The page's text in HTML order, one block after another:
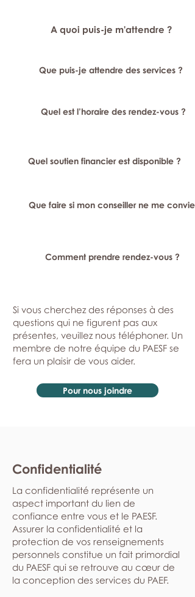
A quoi puis-je m'attendre ?
Que puis-je attendre des services ?
Quel est l’horaire des rendez-vous ?
Quel soutien financier est disponible ?
Que faire si mon conseiller ne me
Comment prendre rendez-vous ?
Si vous cherchez des réponses à des
questions qui ne figurent pas aux
présentes, veuillez nous téléphoner. Un
membre de notre équipe du PAESF se
fera un plaisir de vous aider.
Pour nous joindre
Confidentialité
La confidentialité représente un
aspect important du lien de
confiance entre vous et le PAESF.
Assurer la confidentialité et la
protection de vos renseignements
personnels constitue un fait primordial
du PAESF qui se retrouve au cœur de
la conception des services du PAEF.